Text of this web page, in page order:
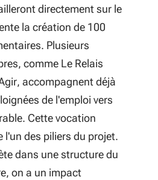
directement sur le
la création de 100
Plusieurs
comme Le Relais
accompagnent déjà
de l'emploi vers
Cette vocation
l'un des piliers du projet.
dans une structure du
on a un impact